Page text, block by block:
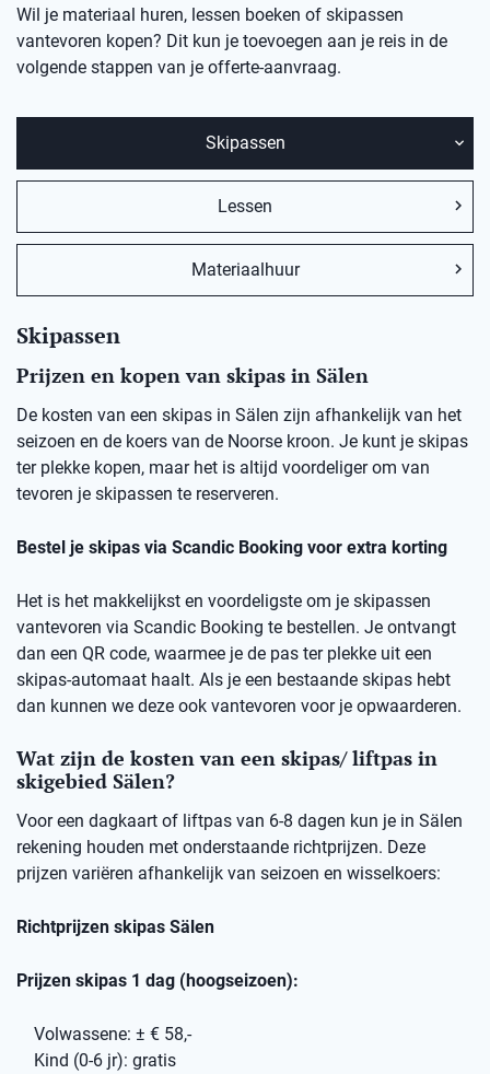
Wil je materiaal huren, lessen boeken of skipassen
vantevoren kopen? Dit kun je toevoegen aan je reis in de
volgende stappen van je offerte-aanvraag.
Skipassen
Lessen
Materiaalhuur
Skipassen
Prijzen en kopen van skipas in Sälen
De kosten van een skipas in Sälen zijn afhankelijk van het
seizoen en de koers van de Noorse kroon. Je kunt je skipas
ter plekke kopen, maar het is altijd voordeliger om van
tevoren je skipassen te reserveren.
Bestel je skipas via Scandic Booking voor extra korting
Het is het makkelijkst en voordeligste om je skipassen
vantevoren via Scandic Booking te bestellen. Je ontvangt
dan een QR code, waarmee je de pas ter plekke uit een
skipas-automaat haalt. Als je een bestaande skipas hebt
dan kunnen we deze ook vantevoren voor je opwaarderen.
Wat zijn de kosten van een skipas/ liftpas in
skigebied Sälen?
Voor een dagkaart of liftpas van 6-8 dagen kun je in Sälen
rekening houden met onderstaande richtprijzen. Deze
prijzen variëren afhankelijk van seizoen en wisselkoers:
Richtprijzen skipas Sälen
Prijzen skipas 1 dag (hoogseizoen):
Volwassene: ± € 58,-
Kind (0-6 jr): gratis